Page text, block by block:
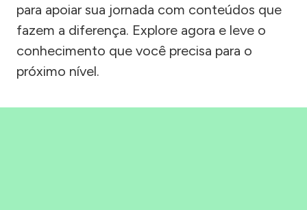
para apoiar sua jornada com conteúdos que
fazem a diferença. Explore agora e leve o
conhecimento que você precisa para o
próximo nível.